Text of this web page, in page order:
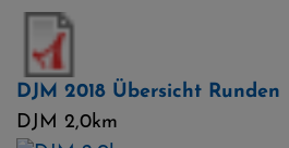
DJM 2018 Übersicht Runden
DJM 2,0km